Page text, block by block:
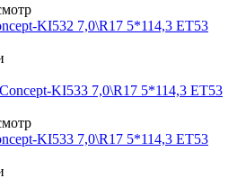
KI532 7,0\R17 5*114,3 ET53
KI533 7,0\R17 5*114,3 ET53